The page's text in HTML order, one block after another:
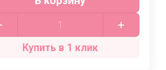
Купить в 1 клик